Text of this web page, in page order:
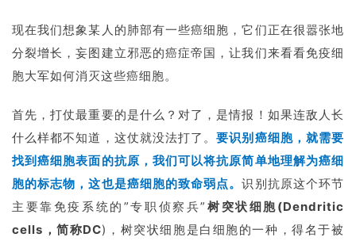
现在我们想象某人的肺部有一些癌细胞，它们正在很嚣张地
分裂增长，妄图建立邪恶的癌症帝国，让我们来看看免疫细
胞大军如何消灭这些癌细胞。
首先，打仗最重要的是什么？对了，是情报！如果连敌人长
什么样都不知道，这仗就没法打了。要识别癌细胞，就需要
找到癌细胞表面的抗原，我们可以将抗原简单地理解为癌细
胞的标志物，这也是癌细胞的致命弱点。识别抗原这个环节
主要靠免疫系统的”专职侦察兵” 树突状细胞(Dendritic
cells，简称DC)，树突状细胞是白细胞的一种，得名于被